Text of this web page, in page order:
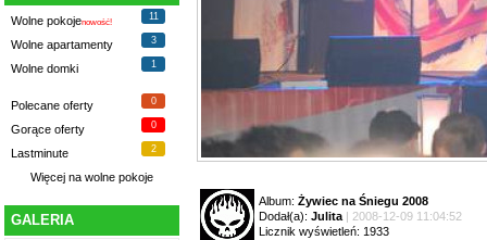
Wolne pokojenowość!
11
Wolne apartamenty 3
Wolne domki 1
Polecane oferty 0
Gorące oferty 0
Lastminute 2
Więcej na wolne pokoje
GALERIA
Album: Żywiec na Śniegu 2008
Dodał(a): Julita | 2008-12-09 11:04:52
Licznik wyświetleń: 1933